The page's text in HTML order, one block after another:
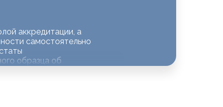
аккредитации, а
самостоятельно
образца об